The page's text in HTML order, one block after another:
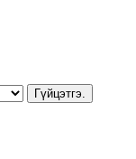
Гүйцэтгэ.